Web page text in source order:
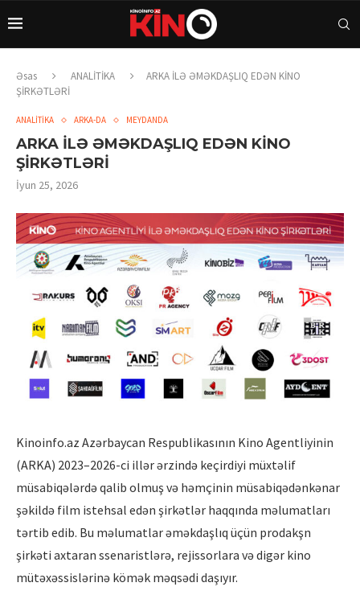
Əsas ANALİTİKA
ARKA İLƏ ƏMƏKDAŞLIQ EDƏN KİNO
ŞİRKƏTLƏRİ
ANALİTİKA ARKA-DA MEYDANDA
ARKA İLƏ ƏMƏKDAŞLIQ EDƏN KİNO
ŞİRKƏTLƏRİ
İyun 25, 2026
Kinoinfo.az Azərbaycan Respublikasının Kino Agentliyinin
(ARKA) 2023–2026-ci illər ərzində keçirdiyi müxtəlif
müsabiqələrdə qalib olmuş və həmçinin müsabiqədənkənar
şəkildə film istehsal edən şirkətlər haqqında məlumatları
tərtib edib. Bu məlumatlar əməkdaşlıq üçün prodakşn
şirkəti axtaran ssenaristlərə, rejissorlara və digər kino
mütəxəssislərinə kömək məqsədi daşıyır.